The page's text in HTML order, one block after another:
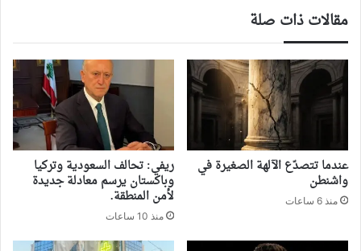
مقالات ذات صلة
‏عندما تتصدّع الآلهة الصغيرة في
واشنطن
منذ 6 ساعات
ريفي: تحالف السعودية وتركيا
وباكستان يرسم معادلة جديدة
لأمن المنطقة.
منذ 10 ساعات